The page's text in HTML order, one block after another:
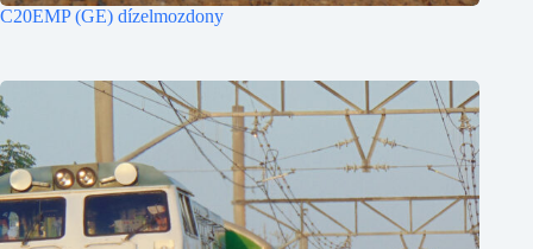
C20EMP (GE) dízelmozdony